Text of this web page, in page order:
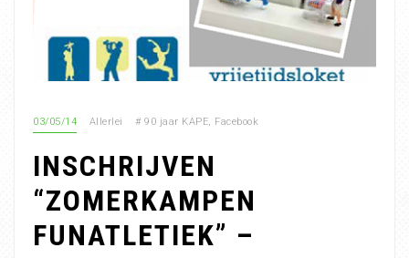
03/05/14 Allerlei # 90 jaar KAPE, Facebook
INSCHRIJVEN
“ZOMERKAMPEN
FUNATLETIEK” –